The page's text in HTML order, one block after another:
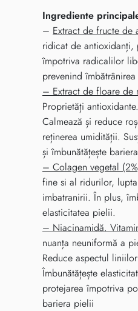
Ingrediente
– Extract de fructe de
ridicat de antioxidanți,
împotriva radicalilor
prevenind
– Extract de floare de
Proprietăți
Calmează și reduce
reținerea umidității.
și îmbunătățește
– Colagen vegetal
fine si al ridurilor,
imbatranirii. În plus,
elasticitatea pielii.
– Niacinamidă.
nuanța neuniformă a
Reduce aspectul
Îmbunătățește
protejarea împotriva
bariera pielii